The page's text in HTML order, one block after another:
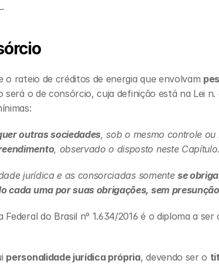
o rateio de créditos de energia que envolvam
será o de consórcio, cuja definição está na Lei
outras sociedades, sob o mesmo controle
, observado o disposto neste Capítulo.
jurídica e as consorciadas somente se
cada uma por suas obrigações, sem
do Brasil nº 1.634/2016 é o diploma a
personalidade jurídica própria, devendo ser o